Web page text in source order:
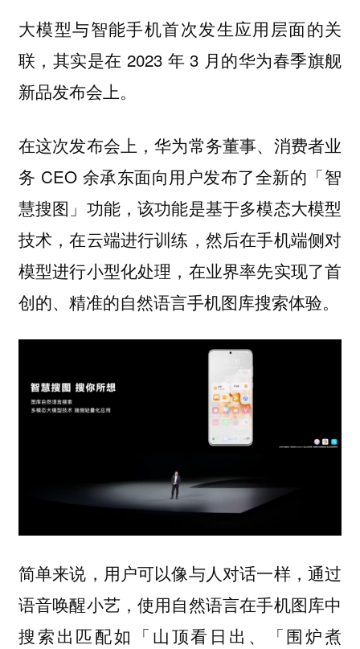
大模型与智能手机首次发生应用层面的关
联，其实是在 2023 年 3 月的华为春季旗舰
新品发布会上。
在这次发布会上，华为常务董事、消费者业
务 CEO 余承东面向用户发布了全新的「智
慧搜图」功能，该功能是基于多模态大模型
技术，在云端进行训练，然后在手机端侧对
模型进行小型化处理，在业界率先实现了首
创的、精准的自然语言手机图库搜索体验。
简单来说，用户可以像与人对话一样，通过
语音唤醒小艺，使用自然语言在手机图库中
搜索出匹配如「山顶看日出、「围炉煮